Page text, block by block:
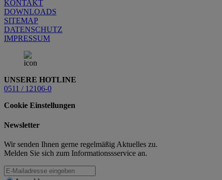
KONTAKT
DOWNLOADS
SITEMAP
DATENSCHUTZ
IMPRESSUM
UNSERE HOTLINE
0511 / 12106-0
Cookie Einstellungen
Newsletter
Wir senden Ihnen gerne regelmäßig Aktuelles zu.
Melden Sie sich zum Informationssservice an.